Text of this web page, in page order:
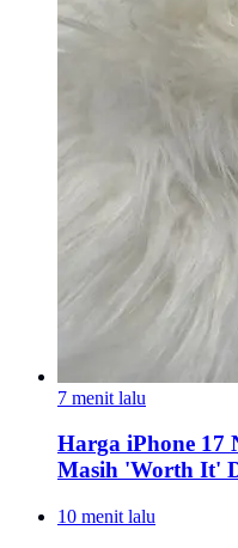
7 menit lalu
Harga iPhone 17
Masih 'Worth It'
10 menit lalu